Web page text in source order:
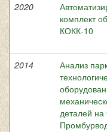
2020
комплект
КОКК-10
2014
Анализ
деталей